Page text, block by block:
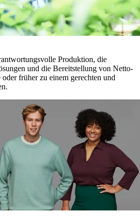
Produktion, die
und die Bereitstellung von Netto-
früher zu einem gerechten und